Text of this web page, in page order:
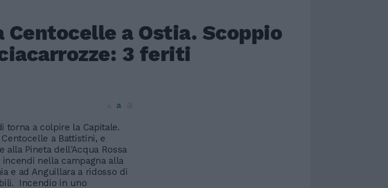
Centocelle a Ostia. Scoppio
3 feriti
a
torna a colpire la Capitale.
a Battistini, e
alla Pineta dell'Acqua Rossa
incendi nella campagna alla
e ad Anguillara a ridosso di
Incendio in uno